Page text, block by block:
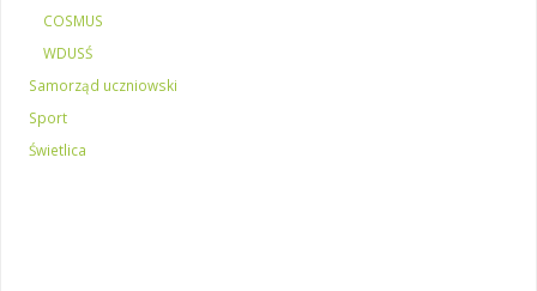
COSMUS
WDUSŚ
Samorząd uczniowski
Sport
Świetlica